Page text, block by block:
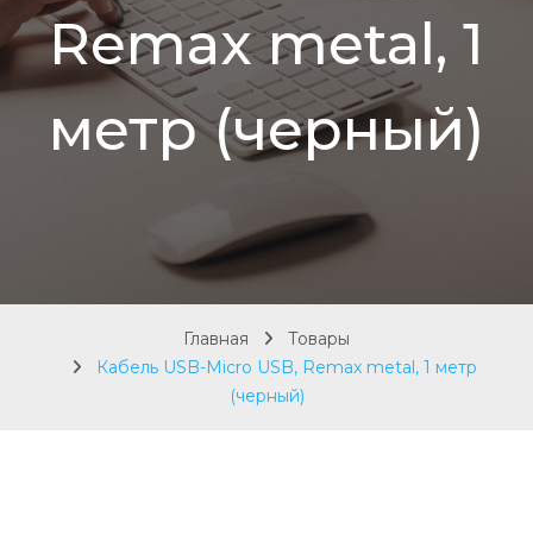
Remax metal, 1
метр (черный)
Главная
Товары
Кабель USB-Micro USB, Remax metal, 1 метр
(черный)